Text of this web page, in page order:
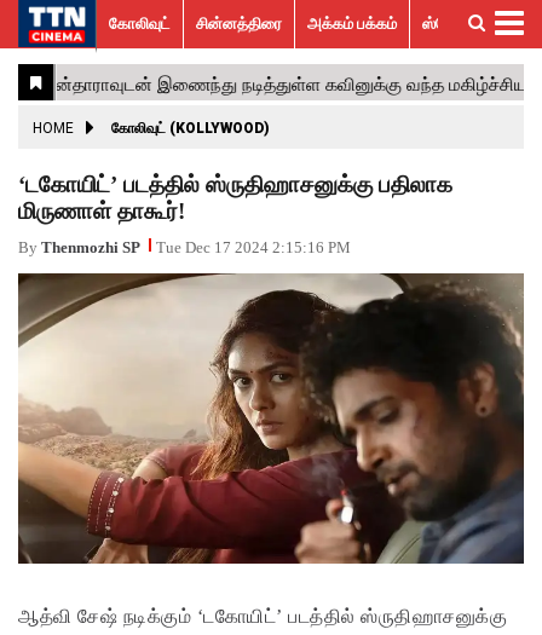
கோலிவுட்
சின்னத்திரை
பாலிவுட்
ஹாலிவுட்
அக்கம்
பக்கம்
ஸ்பெஷல்
ஸ்டோரீஸ்
விமர்சனம்
GALLERY
ACTRESS
ACTORS
MOVIESTILLS
EVENTS
VIDEOS
What’s
Hot
Trending
News
கோலிவுட் சின்னத்திரை அக்கம் பக்கம் ஸ்பெஷல் ஸ்டோரீஸ்
HOME கோலிவுட் (KOLLYWOOD)
‘டகோயிட்’ படத்தில் ஸ்ருதிஹாசனுக்கு பதிலாக
மிருணாள் தாகூர்!
By Thenmozhi SP Tue Dec 17 2024 2:15:16 PM
ஆத்வி சேஷ் நடிக்கும் ‘டகோயிட்’ படத்தில் ஸ்ருதிஹாசனுக்கு